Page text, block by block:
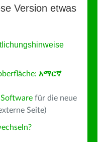
Version etwas
አማርኛ
für die neue
Seite)